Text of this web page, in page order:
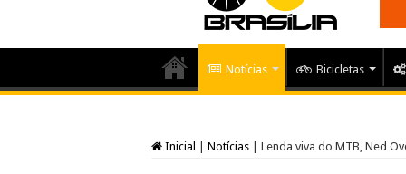
Notícias Bicicletas
Inicial Notícias Lenda viva do MTB, Ned